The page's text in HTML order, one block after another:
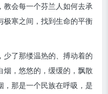
会每一个芬兰人如何去承
极寒之间，找到生命的平衡
了那缕温热的、搏动着的
烟，悠悠的，缓缓的，飘散
那是一个民族在呼吸，是